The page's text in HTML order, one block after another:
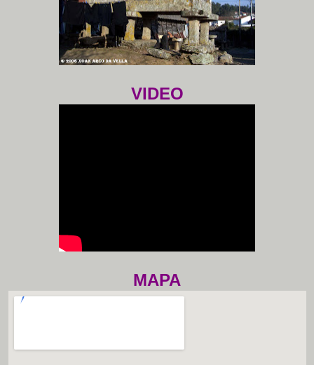
VIDEO
MAPA